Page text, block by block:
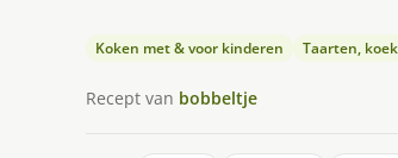
Koken met & voor kinderen Taarten,
Recept van bobbeltje